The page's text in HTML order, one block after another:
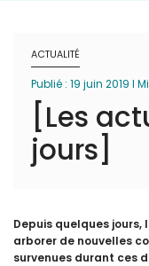
ACTUALITÉ
Publié : 19 juin 2019 I
[Les
jours]
Depuis quelques jours,
arborer de nouvelles
survenues durant ces